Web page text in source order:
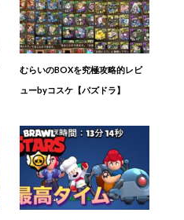
むらいのBOXを究極攻略的レビ
ューbyコスケ【パズドラ】